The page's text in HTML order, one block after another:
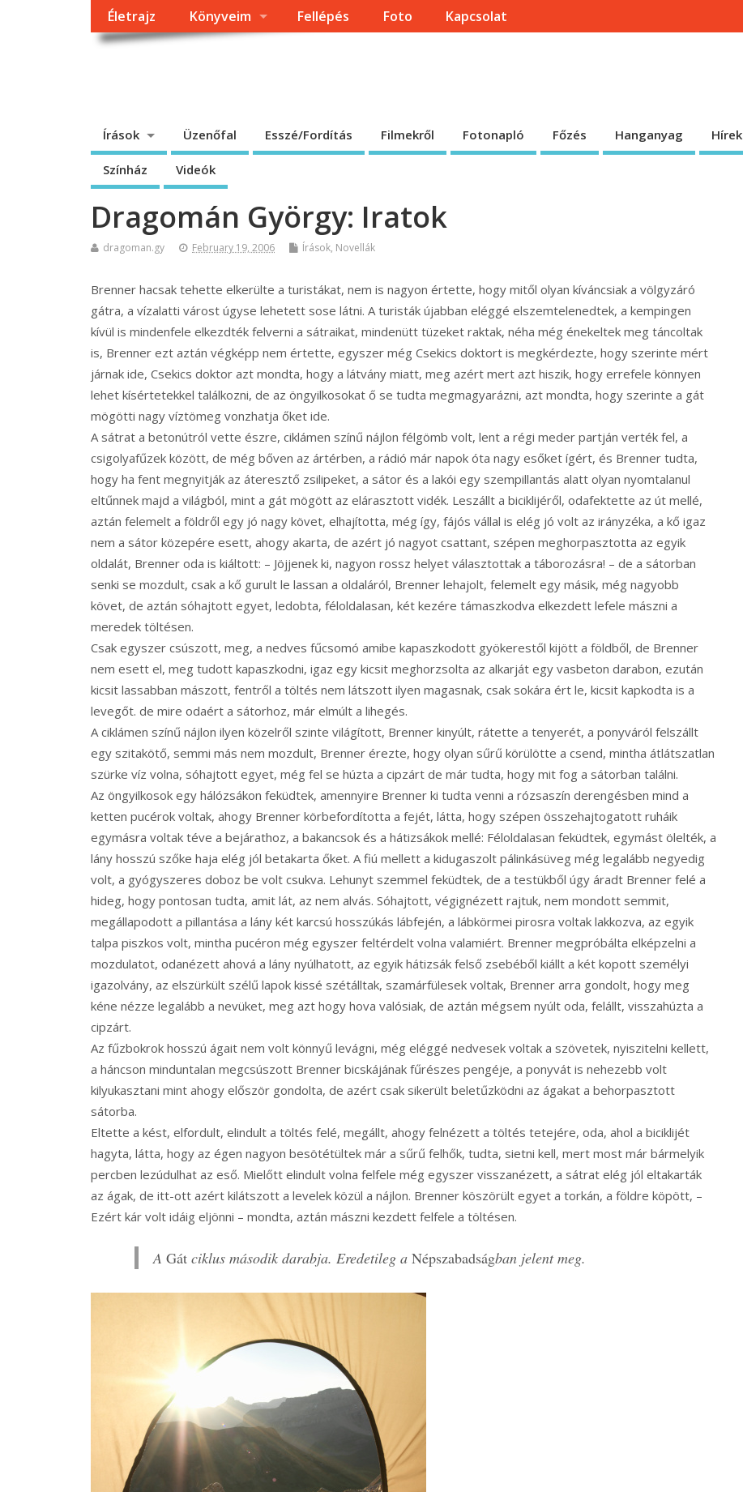
Életrajz Könyveim Fellépés Foto Kapcsolat
Írások Üzenőfal Esszé/Fordítás Filmekről Fotonapló Főzés Hanganyag Hírek
Színház Videók
Dragomán György: Iratok
dragoman.gy February 19, 2006 Írások, Novellák
Brenner hacsak tehette elkerülte a turistákat, nem is nagyon értette, hogy mitől olyan kíváncsiak a völgyzáró
gátra, a vízalatti várost úgyse lehetett sose látni. A turisták újabban eléggé elszemtelenedtek, a kempingen
kívül is mindenfele elkezdték felverni a sátraikat, mindenütt tüzeket raktak, néha még énekeltek meg táncoltak
is, Brenner ezt aztán végképp nem értette, egyszer még Csekics doktort is megkérdezte, hogy szerinte mért
járnak ide, Csekics doktor azt mondta, hogy a látvány miatt, meg azért mert azt hiszik, hogy errefele könnyen
lehet kísértetekkel találkozni, de az öngyilkosokat ő se tudta megmagyarázni, azt mondta, hogy szerinte a gát
mögötti nagy víztömeg vonzhatja őket ide.
A sátrat a betonútról vette észre, ciklámen színű nájlon félgömb volt, lent a régi meder partján verték fel, a
csigolyafűzek között, de még bőven az ártérben, a rádió már napok óta nagy esőket ígért, és Brenner tudta,
hogy ha fent megnyitják az áteresztő zsilipeket, a sátor és a lakói egy szempillantás alatt olyan nyomtalanul
eltűnnek majd a világból, mint a gát mögött az elárasztott vidék. Leszállt a biciklijéről, odafektette az út mellé,
aztán felemelt a földről egy jó nagy követ, elhajította, még így, fájós vállal is elég jó volt az irányzéka, a kő igaz
nem a sátor közepére esett, ahogy akarta, de azért jó nagyot csattant, szépen meghorpasztotta az egyik
oldalát, Brenner oda is kiáltott: – Jöjjenek ki, nagyon rossz helyet választottak a táborozásra! – de a sátorban
senki se mozdult, csak a kő gurult le lassan a oldaláról, Brenner lehajolt, felemelt egy másik, még nagyobb
követ, de aztán sóhajtott egyet, ledobta, féloldalasan, két kezére támaszkodva elkezdett lefele mászni a
meredek töltésen.
Csak egyszer csúszott, meg, a nedves fűcsomó amibe kapaszkodott gyökerestől kijött a földből, de Brenner
nem esett el, meg tudott kapaszkodni, igaz egy kicsit meghorzsolta az alkarját egy vasbeton darabon, ezután
kicsit lassabban mászott, fentről a töltés nem látszott ilyen magasnak, csak sokára ért le, kicsit kapkodta is a
levegőt. de mire odaért a sátorhoz, már elmúlt a lihegés.
A ciklámen színű nájlon ilyen közelről szinte világított, Brenner kinyúlt, rátette a tenyerét, a ponyváról felszállt
egy szitakötő, semmi más nem mozdult, Brenner érezte, hogy olyan sűrű körülötte a csend, mintha átlátszatlan
szürke víz volna, sóhajtott egyet, még fel se húzta a cipzárt de már tudta, hogy mit fog a sátorban találni.
Az öngyilkosok egy hálózsákon feküdtek, amennyire Brenner ki tudta venni a rózsaszín derengésben mind a
ketten pucérok voltak, ahogy Brenner körbefordította a fejét, látta, hogy szépen összehajtogatott ruháik
egymásra voltak téve a bejárathoz, a bakancsok és a hátizsákok mellé: Féloldalasan feküdtek, egymást ölelték, a
lány hosszú szőke haja elég jól betakarta őket. A fiú mellett a kidugaszolt pálinkásüveg még legalább negyedig
volt, a gyógyszeres doboz be volt csukva. Lehunyt szemmel feküdtek, de a testükből úgy áradt Brenner felé a
hideg, hogy pontosan tudta, amit lát, az nem alvás. Sóhajtott, végignézett rajtuk, nem mondott semmit,
megállapodott a pillantása a lány két karcsú hosszúkás lábfején, a lábkörmei pirosra voltak lakkozva, az egyik
talpa piszkos volt, mintha pucéron még egyszer feltérdelt volna valamiért. Brenner megpróbálta elképzelni a
mozdulatot, odanézett ahová a lány nyúlhatott, az egyik hátizsák felső zsebéből kiállt a két kopott személyi
igazolvány, az elszürkült szélű lapok kissé szétálltak, szamárfülesek voltak, Brenner arra gondolt, hogy meg
kéne nézze legalább a nevüket, meg azt hogy hova valósiak, de aztán mégsem nyúlt oda, felállt, visszahúzta a
cipzárt.
Az fűzbokrok hosszú ágait nem volt könnyű levágni, még eléggé nedvesek voltak a szövetek, nyiszitelni kellett,
a háncson minduntalan megcsúszott Brenner bicskájának fűrészes pengéje, a ponyvát is nehezebb volt
kilyukasztani mint ahogy először gondolta, de azért csak sikerült beletűzködni az ágakat a behorpasztott
sátorba.
Eltette a kést, elfordult, elindult a töltés felé, megállt, ahogy felnézett a töltés tetejére, oda, ahol a biciklijét
hagyta, látta, hogy az égen nagyon besötétültek már a sűrű felhők, tudta, sietni kell, mert most már bármelyik
percben lezúdulhat az eső. Mielőtt elindult volna felfele még egyszer visszanézett, a sátrat elég jól eltakarták
az ágak, de itt-ott azért kilátszott a levelek közül a nájlon. Brenner köszörült egyet a torkán, a földre köpött, –
Ezért kár volt idáig eljönni – mondta, aztán mászni kezdett felfele a töltésen.
A Gát ciklus második darabja. Eredetileg a Népszabadságban jelent meg.